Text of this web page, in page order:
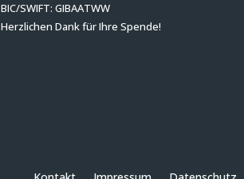
BIC/SWIFT: GIBAATWW
Herzlichen Dank für Ihre Spende!